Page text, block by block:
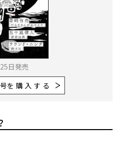
日発売
を購入する